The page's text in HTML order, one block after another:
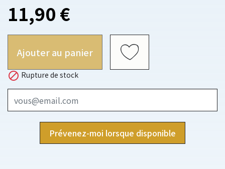
11,90 €
Ajouter au panier
 Rupture de stock
Prévenez-moi lorsque disponible